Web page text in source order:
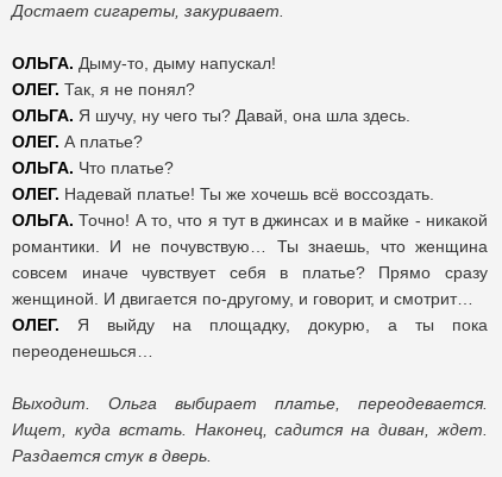
Достает сигареты, закуривает.
ОЛЬГА. Дыму-то, дыму напускал!
ОЛЕГ. Так, я не понял?
ОЛЬГА. Я шучу, ну чего ты? Давай, она шла здесь.
ОЛЕГ. А платье?
ОЛЬГА. Что платье?
ОЛЕГ. Надевай платье! Ты же хочешь всё воссоздать.
ОЛЬГА. Точно! А то, что я тут в джинсах и в майке - никакой
романтики. И не почувствую… Ты знаешь, что женщина
совсем иначе чувствует себя в платье? Прямо сразу
женщиной. И двигается по-другому, и говорит, и смотрит…
ОЛЕГ. Я выйду на площадку, докурю, а ты пока
переоденешься…
Выходит. Ольга выбирает платье, переодевается.
Ищет, куда встать. Наконец, садится на диван, ждет.
Раздается стук в дверь.